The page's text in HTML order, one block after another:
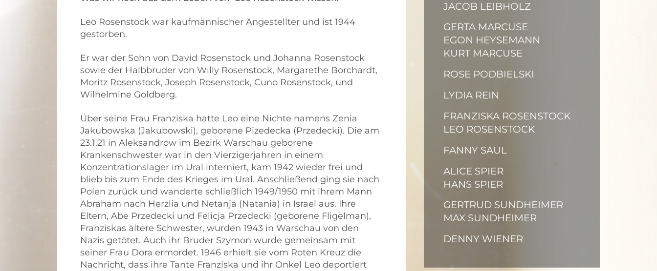
Leo Rosenstock war kaufmännischer Angestellter und ist 1944
gestorben.
Er war der Sohn von David Rosenstock und Johanna Rosenstock
sowie der Halbbruder von Willy Rosenstock, Margarethe Borchardt,
Moritz Rosenstock, Joseph Rosenstock, Cuno Rosenstock, und
Wilhelmine Goldberg.
Über seine Frau Franziska hatte Leo eine Nichte namens Zenia
Jakubowska (Jakubowski), geborene Pizedecka (Przedecki). Die am
23.1.21 in Aleksandrow im Bezirk Warschau geborene
Krankenschwester war in den Vierzigerjahren in einem
Konzentrationslager im Ural interniert, kam 1942 wieder frei und
blieb bis zum Ende des Krieges im Ural. Anschließend ging sie nach
Polen zurück und wanderte schließlich 1949/1950 mit ihrem Mann
Abraham nach Herzlia und Netanja (Natania) in Israel aus. Ihre
Eltern, Abe Przedecki und Felicja Przedecki (geborene Fligelman),
Franziskas ältere Schwester, wurden 1943 in Warschau von den
Nazis getötet. Auch ihr Bruder Szymon wurde gemeinsam mit
seiner Frau Dora ermordet. 1946 erhielt sie vom Roten Kreuz die
Nachricht, dass ihre Tante Franziska und ihr Onkel Leo deportiert
JACOB LEIBHOLZ
GERTA MARCUSE
EGON HEYSEMANN
KURT MARCUSE
ROSE PODBIELSKI
LYDIA REIN
FRANZISKA ROSENSTOCK
LEO ROSENSTOCK
FANNY SAUL
ALICE SPIER
HANS SPIER
GERTRUD SUNDHEIMER
MAX SUNDHEIMER
DENNY WIENER